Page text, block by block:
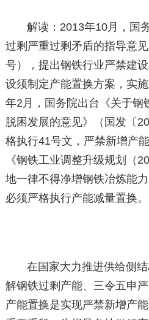
解读：2013年10月，国
过剩严重过剩矛盾的指导意
号），提出钢铁行业严禁建
设须制定产能置换方案，实
年2月，国务院出台《关于钢
脱困发展的意见》（国发〔
格执行41号文，严禁新增产
《钢铁工业调整升级规划（
地一律不得净增钢铁冶炼能
必须严格执行产能减量置换。
在国家大力推进供给侧
解钢铁过剩产能、三令五申
产能置换是实现严禁新增产